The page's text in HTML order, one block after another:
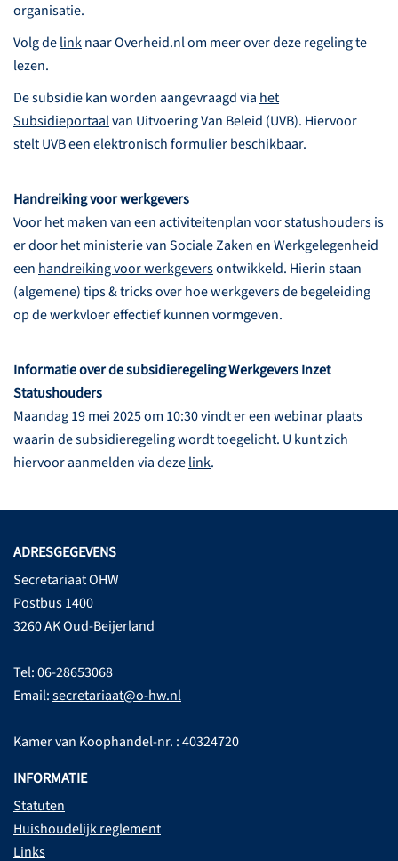
organisatie.
Volg delinknaar Overheid.nl om meer over deze regeling te
lezen.
De subsidie kan worden aangevraagd via het
Subsidieportaalvan Uitvoering Van Beleid (UVB). Hiervoor
stelt UVB een elektronisch formulier beschikbaar.
Handreiking voor werkgevers
Voor het maken van een activiteitenplan voor statushouders is
er door het ministerie van Sociale Zaken en Werkgelegenheid
een handreiking voor werkgeversontwikkeld. Hierin staan
(algemene) tips & tricks over hoe werkgevers de begeleiding
op de werkvloer effectief kunnen vormgeven.
Informatie over de subsidieregeling Werkgevers Inzet
Statushouders
Maandag 19 mei 2025 om 10:30 vindt er een webinar plaats
waarin de subsidieregeling wordt toegelicht. U kunt zich
hiervoor aanmelden via dezelink.
ADRESGEGEVENS
Secretariaat OHW
Postbus 1400
3260 AK Oud-Beijerland
Tel: 06-28653068
Email:secretariaat@o-hw.nl
Kamer van Koophandel-nr. : 40324720
INFORMATIE
Statuten
Huishoudelijk reglement
Links